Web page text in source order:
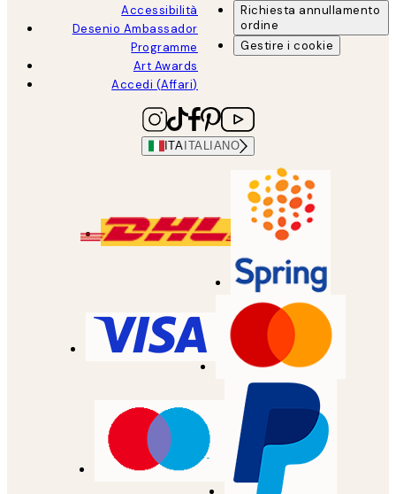
Accessibilità
Desenio Ambassador
Programme
Art Awards
Accedi (Affari)
Richiesta annullamento
ordine
Gestire i cookie
ITA ITALIANO